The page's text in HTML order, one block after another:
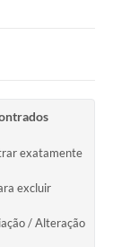
exatamente
excluir
/ Alteração